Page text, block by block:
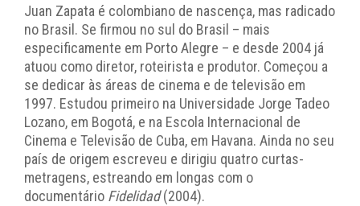
Juan Zapata é colombiano de nascença, mas radicado
no Brasil. Se firmou no sul do Brasil – mais
especificamente em Porto Alegre – e desde 2004 já
atuou como diretor, roteirista e produtor. Começou a
se dedicar às áreas de cinema e de televisão em
1997. Estudou primeiro na Universidade Jorge Tadeo
Lozano, em Bogotá, e na Escola Internacional de
Cinema e Televisão de Cuba, em Havana. Ainda no seu
país de origem escreveu e dirigiu quatro curtas-
metragens, estreando em longas com o
documentário Fidelidad(2004).